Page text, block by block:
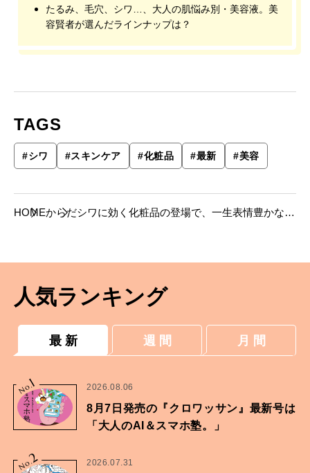
たるみ、毛穴、シワ…、大人の肌悩み別・美容液。美
容賢者が選んだラインナップは？
TAGS
#シワ #スキンケア #化粧品 #最新 #美容
HOMEからだシワに効く化粧品の登場で、一生表情豊かな人
人気ランキング
最 新 週 間 月 間
No.
1 2026.08.06
8月7日発売の『クロワッサン』最新号は
「大人のAI＆スマホ塾。」
No.2 2026.07.31